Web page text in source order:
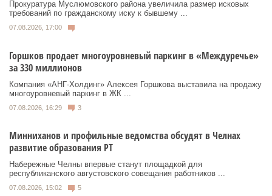
Прокуратура Муслюмовского района увеличила размер исковых
требований по гражданскому иску к бывшему ...
07.08.2026, 17:00
Горшков продает многоуровневый паркинг в «Междуречье»
за 330 миллионов
Компания «АНГ-Холдинг» Алексея Горшкова выставила на продажу
многоуровневый паркинг в ЖК ...
07.08.2026, 16:29 3
Минниханов и профильные ведомства обсудят в Челнах
развитие образования РТ
Набережные Челны впервые станут площадкой для
республиканского августовского совещания работников ...
07.08.2026, 15:02 5